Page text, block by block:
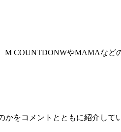
COUNTDONWやMAMAなど
をコメントとともに紹介して